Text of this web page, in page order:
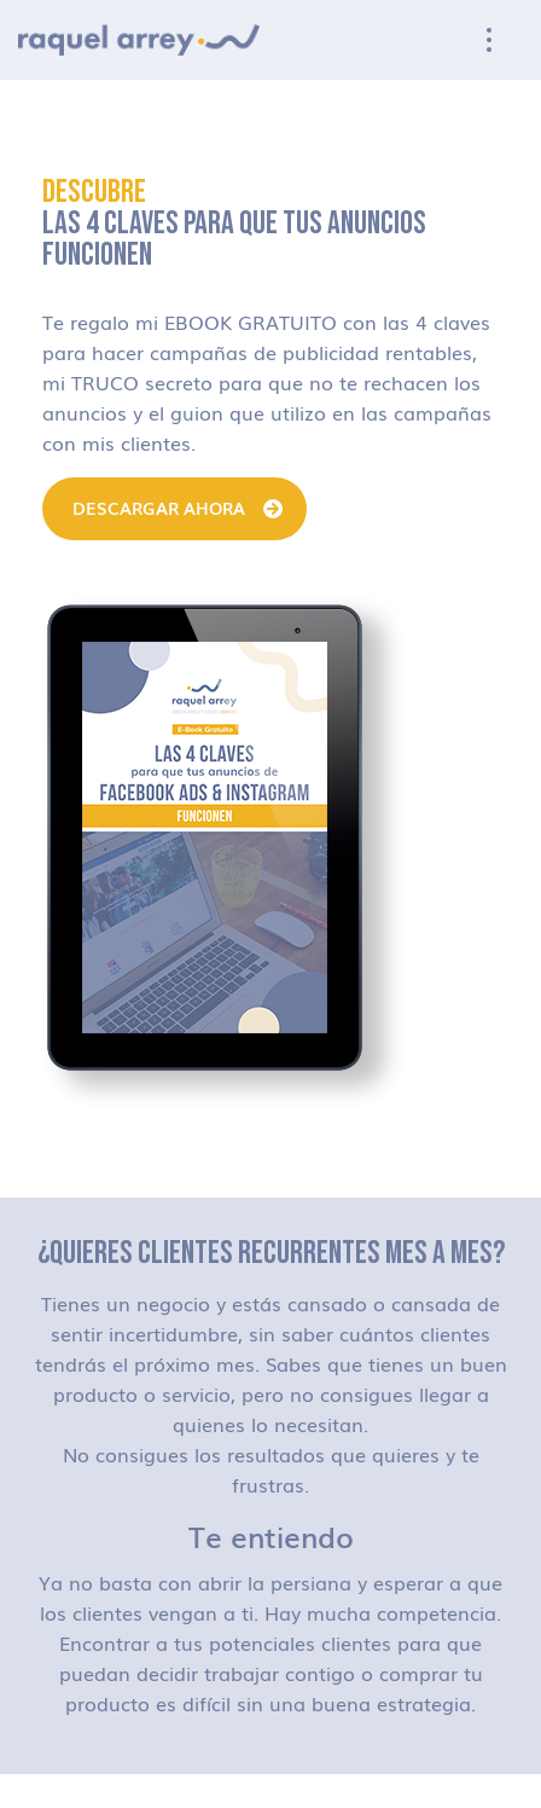
DESCUBRE
LAS 4 CLAVES PARA QUE TUS ANUNCIOS
FUNCIONEN
Te regalo mi EBOOK GRATUITO con las 4 claves
para hacer campañas de publicidad rentables,
mi TRUCO secreto para que no te rechacen los
anuncios y el guion que utilizo en las campañas
con mis clientes.
DESCARGAR AHORA
¿QUIERES CLIENTES RECURRENTES MES A MES?
Tienes un negocio y estás cansado o cansada de
sentir incertidumbre, sin saber cuántos clientes
tendrás el próximo mes. Sabes que tienes un buen
producto o servicio, pero no consigues llegar a
quienes lo necesitan.
No consigues los resultados que quieres y te
frustras.
Te entiendo
Ya no basta con abrir la persiana y esperar a que
los clientes vengan a ti. Hay mucha competencia.
Encontrar a tus potenciales clientes para que
puedan decidir trabajar contigo o comprar tu
producto es difícil sin una buena estrategia.